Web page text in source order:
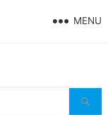
MENU